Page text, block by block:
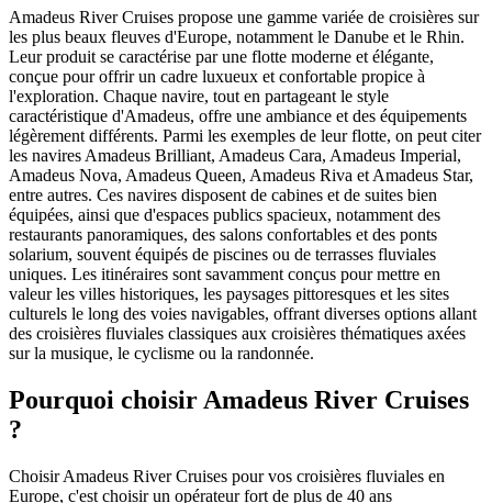
Amadeus River Cruises propose une gamme variée de croisières sur
les plus beaux fleuves d'Europe, notamment le Danube et le Rhin.
Leur produit se caractérise par une flotte moderne et élégante,
conçue pour offrir un cadre luxueux et confortable propice à
l'exploration. Chaque navire, tout en partageant le style
caractéristique d'Amadeus, offre une ambiance et des équipements
légèrement différents. Parmi les exemples de leur flotte, on peut citer
les navires Amadeus Brilliant, Amadeus Cara, Amadeus Imperial,
Amadeus Nova, Amadeus Queen, Amadeus Riva et Amadeus Star,
entre autres. Ces navires disposent de cabines et de suites bien
équipées, ainsi que d'espaces publics spacieux, notamment des
restaurants panoramiques, des salons confortables et des ponts
solarium, souvent équipés de piscines ou de terrasses fluviales
uniques. Les itinéraires sont savamment conçus pour mettre en
valeur les villes historiques, les paysages pittoresques et les sites
culturels le long des voies navigables, offrant diverses options allant
des croisières fluviales classiques aux croisières thématiques axées
sur la musique, le cyclisme ou la randonnée.
Pourquoi choisir Amadeus River Cruises
?
Choisir Amadeus River Cruises pour vos croisières fluviales en
Europe, c'est choisir un opérateur fort de plus de 40 ans